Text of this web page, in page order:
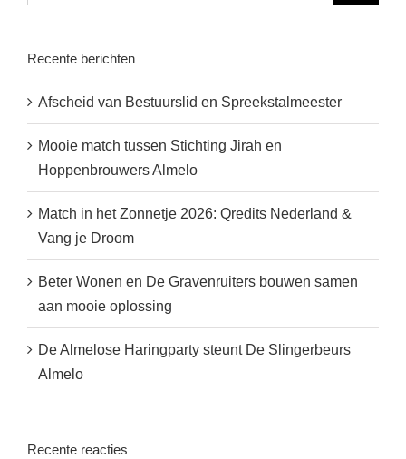
Recente berichten
Afscheid van Bestuurslid en Spreekstalmeester
Mooie match tussen Stichting Jirah en
Hoppenbrouwers Almelo
Match in het Zonnetje 2026: Qredits Nederland &
Vang je Droom
Beter Wonen en De Gravenruiters bouwen samen
aan mooie oplossing
De Almelose Haringparty steunt De Slingerbeurs
Almelo
Recente reacties